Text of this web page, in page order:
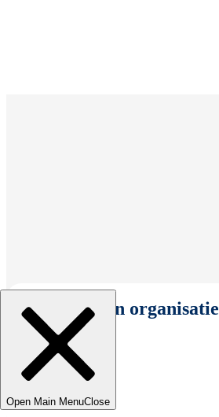
Selecteer een organisatie
Open Main MenuClose